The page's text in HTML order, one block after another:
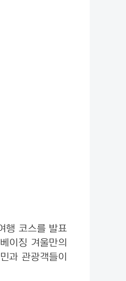
행 코스를 발표
이징 겨울만의
과 관광객들이